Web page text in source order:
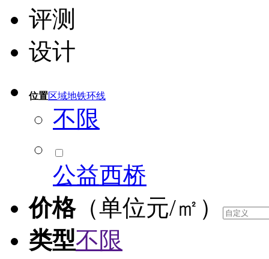
评测
设计
位置区域地铁环线
不限
公益西桥
价格（单位元/㎡）
类型不限